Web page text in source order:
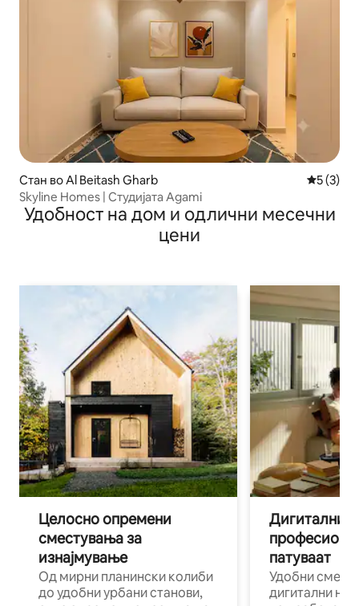
Стан во Al Beitash Gharb
5 (3)
Skyline Homes | Студијата Agami
Удобност на дом и одлични месечни
цени
Целосно опремени
сместувања за
изнајмување
Од мирни планински колиби
до удобни урбани станови,
Дигитални
патуваат
Удобни
дигитални